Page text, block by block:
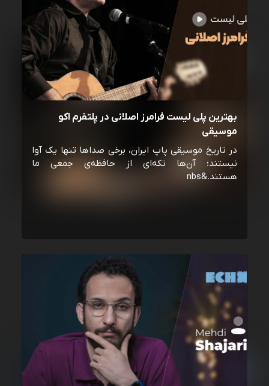
بهترین پلی لیست فرامرز اصلانی در پلتفرم اکو
موسیقی
در تاریخ موسیقی پاپ ایران، برخی صداها تنها یک آوا
نیستند؛ آن‌ها تکه‌ای از حافظه‌ی جمعی ما
هستند.&nbs